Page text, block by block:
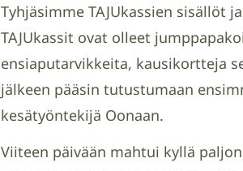
Tyhjäsimme TAJUkassien sisällöt
TAJUkassit ovat olleet
ensiaputarvikkeita, kausikortteja
jälkeen pääsin tutustumaan
kesätyöntekijä Oonaan.
Viiteen päivään mahtui kyllä